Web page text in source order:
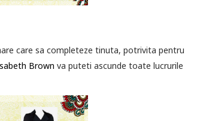
care sa completeze tinuta, potrivita pentru
Brown va puteti ascunde toate lucrurile